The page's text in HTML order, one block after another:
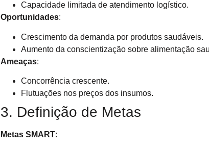
Capacidade limitada de atendimento logístico.
Oportunidades:
Crescimento da demanda por produtos saudáveis.
Aumento da conscientização sobre alimentação
Ameaças:
Concorrência crescente.
Flutuações nos preços dos insumos.
3. Definição de Metas
Metas SMART: